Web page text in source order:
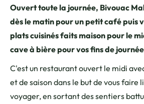
Ouvert toute la journée, Bivouac
dès le matin pour un petit café puis
plats cuisinés faits maison pour le
cave à bière pour vos fins de
C'est un restaurant ouvert le midi
et de saison dans le but de vous faire
voyager, en sortant des sentiers